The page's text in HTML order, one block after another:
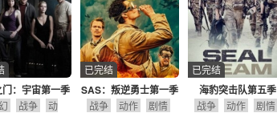
：宇宙第一季
战争
动
SAS：叛逆勇士第一季
已完结
战争 动作 剧情
海豹突击队第五季
已完结
战争 动作 剧情